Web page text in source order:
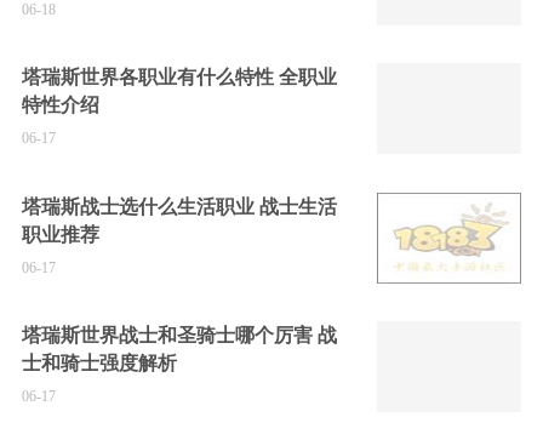
06-18
塔瑞斯世界各职业有什么特性 全职业
特性介绍
06-17
塔瑞斯战士选什么生活职业 战士生活
职业推荐
06-17
塔瑞斯世界战士和圣骑士哪个厉害 战
士和骑士强度解析
06-17